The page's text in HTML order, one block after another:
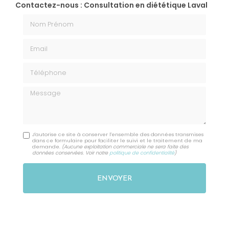
Contactez-nous : Consultation en diététique Laval
Message
J'autorise ce site à conserver l'ensemble des données transmises
dans ce formulaire pour faciliter le suivi et le traitement de ma
demande. (Aucune exploitation commerciale ne sera faite des
données conservées. Voir notre politique de confidentialité)